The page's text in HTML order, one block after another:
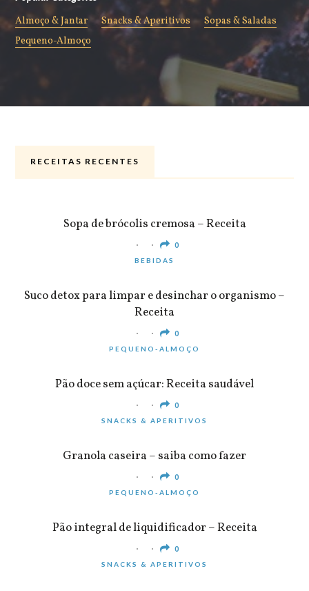
Almoço & Jantar Snacks & Aperitivos
Sopas & Saladas
Pequeno-Almoço
RECEITAS RECENTES
Sopa de brócolis cremosa – Receita
0
BEBIDAS
Suco detox para limpar e desinchar o organismo –
Receita
0
PEQUENO-ALMOÇO
Pão doce sem açúcar: Receita saudável
0
SNACKS & APERITIVOS
Granola caseira – saiba como fazer
0
PEQUENO-ALMOÇO
Pão integral de liquidificador – Receita
0
SNACKS & APERITIVOS